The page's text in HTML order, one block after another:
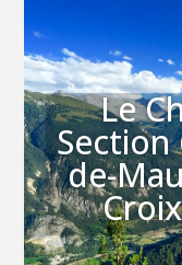
Le
Section
de-